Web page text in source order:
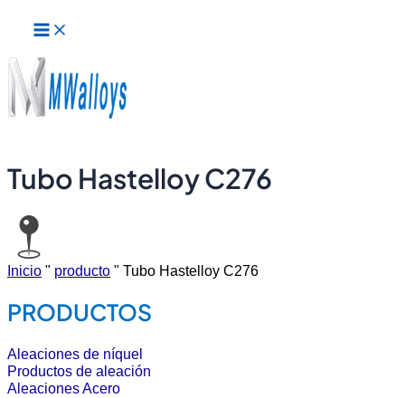
contenido
principal
Tubo Hastelloy C276
Inicio " producto " Tubo Hastelloy C276
PRODUCTOS
Aleaciones de níquel
Productos de aleación
Aleaciones Acero